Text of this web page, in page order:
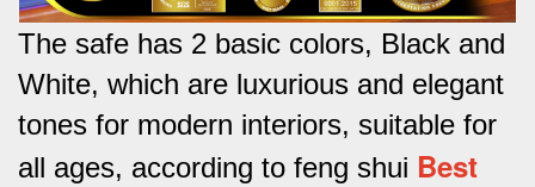
The safe has 2 basic colors, Black and
White, which are luxurious and elegant
tones for modern interiors, suitable for
all ages, according to feng shui Best